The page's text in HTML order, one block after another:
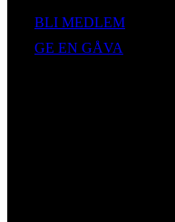
BLI MEDLEM
GE EN GÅVA